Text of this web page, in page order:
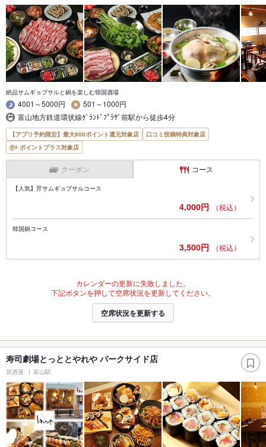
絶品サムギョプサルと鍋を楽しむ韓国酒場
4001～5000円
501～1000円
富山地方鉄道環状線ｸﾞﾗﾝﾄﾞﾌﾟﾗｻﾞ前駅から徒歩4分
【アプリ予約限定】最大800ポイント還元対象店
口コミ投稿特典対象店
ポイントプラス対象店
クーポン コース
【人気】芹サムギョプサルコース
4,000円 （税込）
韓国鍋コース
3,500円 （税込）
カレンダーの更新に失敗しました。
下記ボタンを押して空席状況を更新してください。
空席状況を更新する
寿司劇場とっととやれや パークサイド店
居酒屋 富山駅